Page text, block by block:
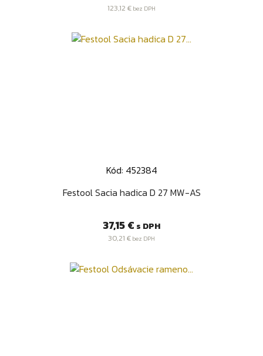
123,12 € bez DPH
Kód: 452384
Festool Sacia hadica D 27 MW-AS
Cena
37,15 € s DPH
30,21 € bez DPH